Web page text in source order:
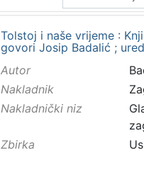
Tolstoj i naše vrijeme :
govori Josip Badalić ;
Autor
Nakladnik
Nakladnički niz
Zbirka